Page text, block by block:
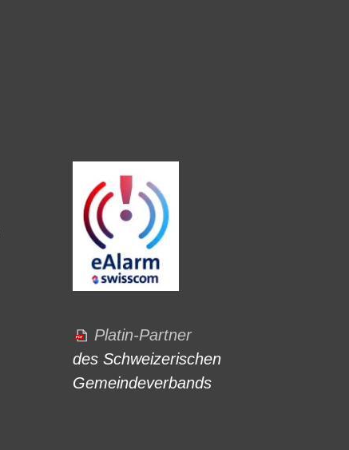
Platin-Partner
des Schweizerischen
Gemeindeverbands